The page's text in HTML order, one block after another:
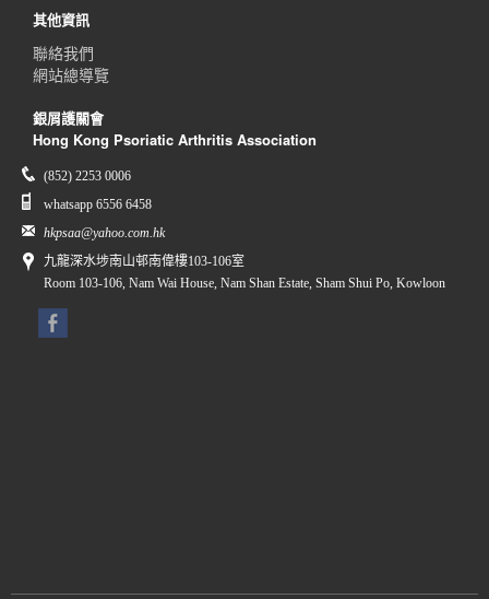
其他資訊
聯絡我們
網站總導覽
銀屑護關會
Hong Kong Psoriatic Arthritis Association
(852) 2253 0006
whatsapp 6556 6458
hkpsaa@yahoo.com.hk
九龍深水埗南山邨南偉樓103-106室
Room 103-106, Nam Wai House, Nam Shan Estate, Sham Shui Po, Kowloon